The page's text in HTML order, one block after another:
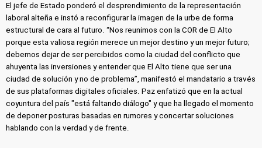
El jefe de Estado ponderó el desprendimiento de la representación
laboral alteña e instó a reconfigurar la imagen de la urbe de forma
estructural de cara al futuro. “Nos reunimos con la COR de El Alto
porque esta valiosa región merece un mejor destino y un mejor futuro;
debemos dejar de ser percibidos como la ciudad del conflicto que
ahuyenta las inversiones y entender que El Alto tiene que ser una
ciudad de solución y no de problema”, manifestó el mandatario a través
de sus plataformas digitales oficiales. Paz enfatizó que en la actual
coyuntura del país "está faltando diálogo" y que ha llegado el momento
de deponer posturas basadas en rumores y concertar soluciones
hablando con la verdad y de frente.